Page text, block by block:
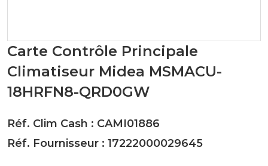
Carte Contrôle Principale
Climatiseur Midea MSMACU-
18HRFN8-QRD0GW
Réf. Clim Cash : CAMI01886
Réf. Fournisseur : 17222000029645